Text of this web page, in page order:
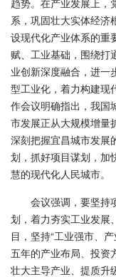
系，巩固壮大实体经济
设现代化产业体系的重
赋、工业基础，围绕打
业创新深度融合，进一
型工业化，着力构建现
作会议明确指出，我国
市发展正从大规模增量
深刻把握宜昌城市发展
划，抓好项目谋划，加
慧的现代化人民城市。
会议强调，要坚持
划，着力夯实工业发展
目，坚持“工业强市、
五年的产业布局、投资
壮大主导产业、提质升